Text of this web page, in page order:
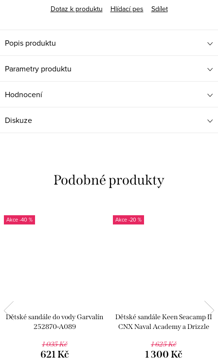
Dotaz k produktu
Hlídací pes Sdílet
Popis produktu
Parametry produktu
Hodnocení
Diskuze
-40 %
Dětské sandále do vody Garvalín
252870-A089
1 035 Kč
621 Kč
-20 %
Dětské sandále Keen Seacamp II
CNX Naval Academy a Drizzle
1 625 Kč
1 300 Kč